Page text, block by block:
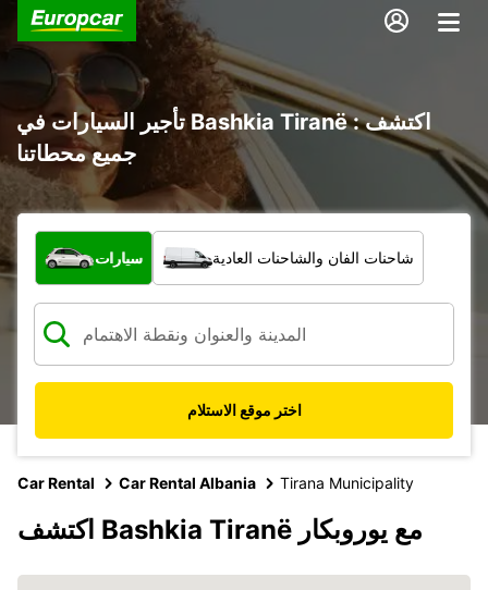
تأجير السيارات في Bashkia Tiranë : اكتشف
جميع محطاتنا
ما نوع المركبة؟
سيارات شاحنات الفان والشاحنات العادية
اختر موقع الاستلام
Car Rental Car Rental Albania Tirana Municipality
اكتشف Bashkia Tiranë مع يوروبكار